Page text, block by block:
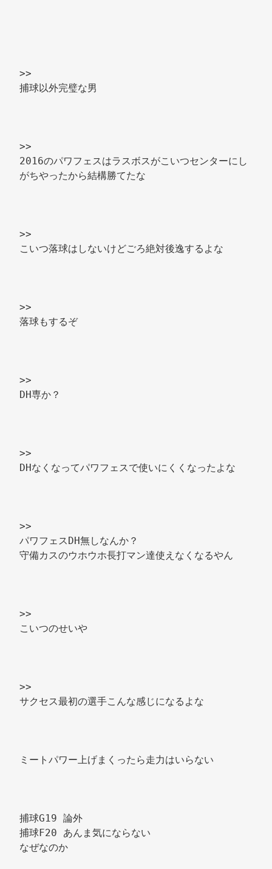
>>
捕球以外完璧な男
>>
2016のパワフェスはラスボスがこいつセンターにし
がちやったから結構勝てたな
>>
こいつ落球はしないけどごろ絶対後逸するよな
>>
落球もするぞ
>>
DH専か？
>>
DHなくなってパワフェスで使いにくくなったよな
>>
パワフェスDH無しなんか？
守備カスのウホウホ長打マン達使えなくなるやん
>>
こいつのせいや
>>
サクセス最初の選手こんな感じになるよな
ミートパワー上げまくったら走力はいらない
捕球G19 論外
捕球F20 あんま気にならない
なぜなのか